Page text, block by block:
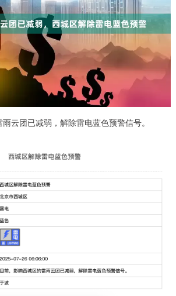
云团已减弱，解除雷电蓝色预警信号。